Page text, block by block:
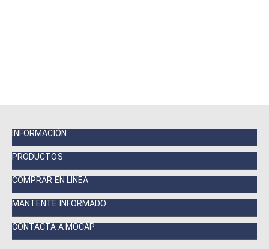
INFORMACIÓN
PRODUCTOS
COMPRAR EN LÍNEA
MANTENTE INFORMADO
CONTACTA A MOCAP